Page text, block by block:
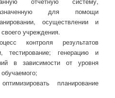
для помощи
осуществлении и
учреждения.
контроля результатов
тестирование; генерацию и
в зависимости от уровня
обучаемого;
планирование